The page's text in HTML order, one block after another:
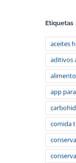
Etiquetas
aceites
aditivos
app
comida